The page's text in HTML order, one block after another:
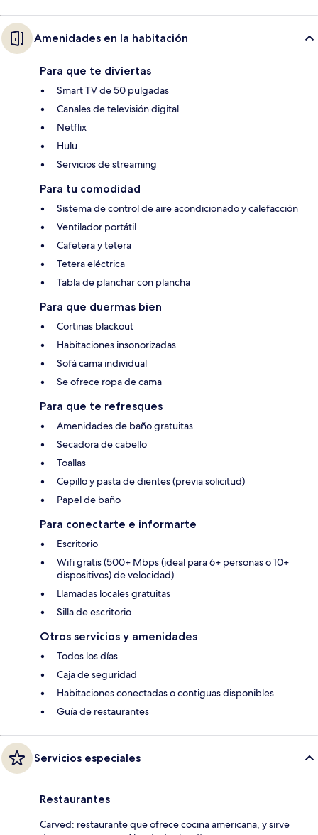
Amenidades en la habitación
Para que te diviertas
Smart TV de 50 pulgadas
Canales de televisión digital
Netflix
Hulu
Servicios de streaming
Para tu comodidad
Sistema de control de aire acondicionado y calefacción
Ventilador portátil
Cafetera y tetera
Tetera eléctrica
Tabla de planchar con plancha
Para que duermas bien
Cortinas blackout
Habitaciones insonorizadas
Sofá cama individual
Se ofrece ropa de cama
Para que te refresques
Amenidades de baño gratuitas
Secadora de cabello
Toallas
Cepillo y pasta de dientes (previa solicitud)
Papel de baño
Para conectarte e informarte
Escritorio
Wifi gratis (500+ Mbps (ideal para 6+ personas o 10+
dispositivos) de velocidad)
Llamadas locales gratuitas
Silla de escritorio
Otros servicios y amenidades
Todos los días
Caja de seguridad
Habitaciones conectadas o contiguas disponibles
Guía de restaurantes
Servicios especiales
Restaurantes
Carved: restaurante que ofrece cocina americana, y sirve